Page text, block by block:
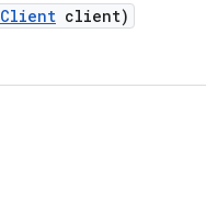
Client client)